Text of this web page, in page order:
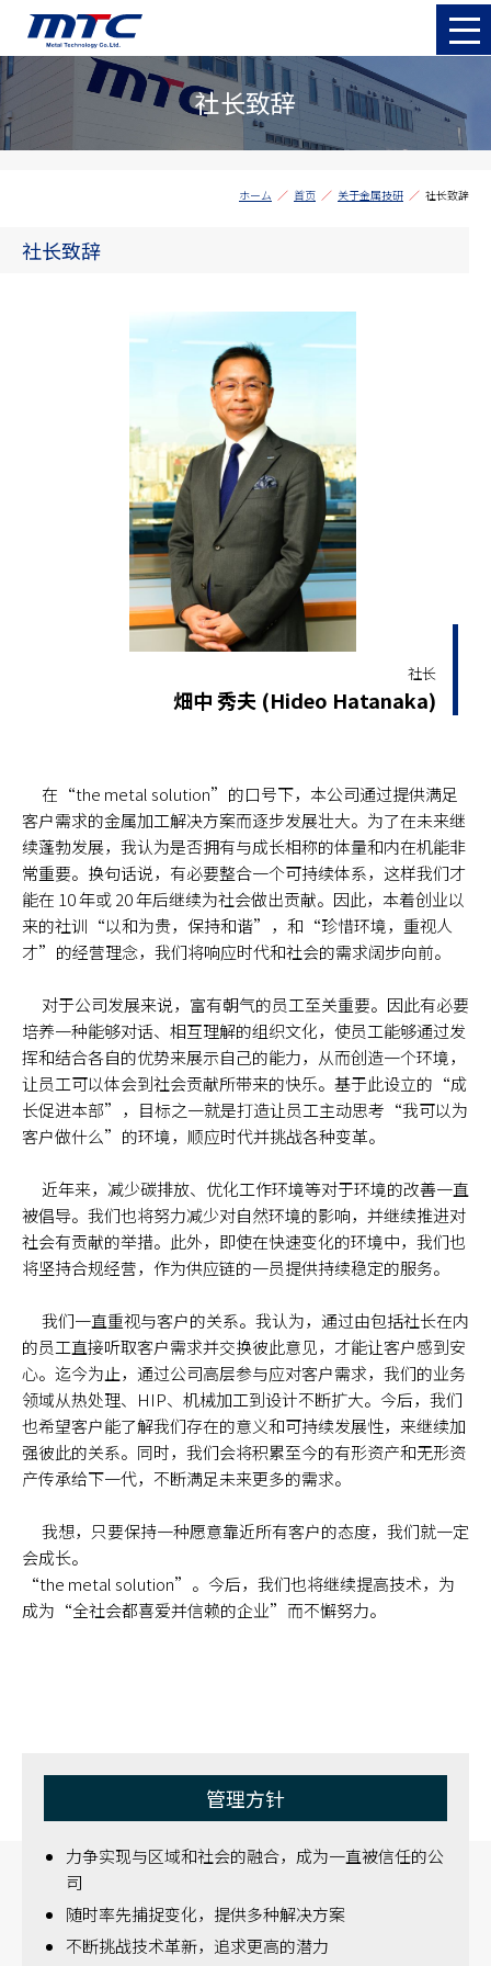
ホーム 首页 关于金属技研 社长致辞
社长致辞
社长致辞
社长
畑中 秀夫 (Hideo Hatanaka)
在“the metal solution”的口号下，本公司通过提供满足
客户需求的金属加工解决方案而逐步发展壮大。为了在未来继
续蓬勃发展，我认为是否拥有与成长相称的体量和内在机能非
常重要。换句话说，有必要整合一个可持续体系，这样我们才
能在 10 年或 20 年后继续为社会做出贡献。因此，本着创业以
来的社训“以和为贵，保持和谐”，和“珍惜环境，重视人
才”的经营理念，我们将响应时代和社会的需求阔步向前。
对于公司发展来说，富有朝气的员工至关重要。因此有必要
培养一种能够对话、相互理解的组织文化，使员工能够通过发
挥和结合各自的优势来展示自己的能力，从而创造一个环境，
让员工可以体会到社会贡献所带来的快乐。基于此设立的“成
长促进本部”，目标之一就是打造让员工主动思考“我可以为
客户做什么”的环境，顺应时代并挑战各种变革。
近年来，减少碳排放、优化工作环境等对于环境的改善一直
被倡导。我们也将努力减少对自然环境的影响，并继续推进对
社会有贡献的举措。此外，即使在快速变化的环境中，我们也
将坚持合规经营，作为供应链的一员提供持续稳定的服务。
我们一直重视与客户的关系。我认为，通过由包括社长在内
的员工直接听取客户需求并交换彼此意见，才能让客户感到安
心。迄今为止，通过公司高层参与应对客户需求，我们的业务
领域从热处理、HIP、机械加工到设计不断扩大。今后，我们
也希望客户能了解我们存在的意义和可持续发展性，来继续加
强彼此的关系。同时，我们会将积累至今的有形资产和无形资
产传承给下一代，不断满足未来更多的需求。
我想，只要保持一种愿意靠近所有客户的态度，我们就一定
会成长。
“the metal solution”。今后，我们也将继续提高技术，为
成为“全社会都喜爱并信赖的企业”而不懈努力。
管理方针
力争实现与区域和社会的融合，成为一直被信任的公
司
随时率先捕捉变化，提供多种解决方案
不断挑战技术革新，追求更高的潜力